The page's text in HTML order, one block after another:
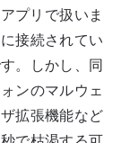
プリで扱いま
接続されてい
。しかし、同
ンのマルウェ
拡張機能など